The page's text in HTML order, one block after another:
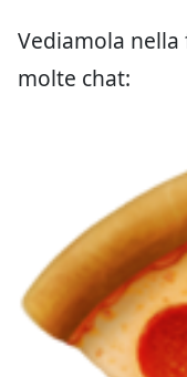
Vediamola
molte chat: